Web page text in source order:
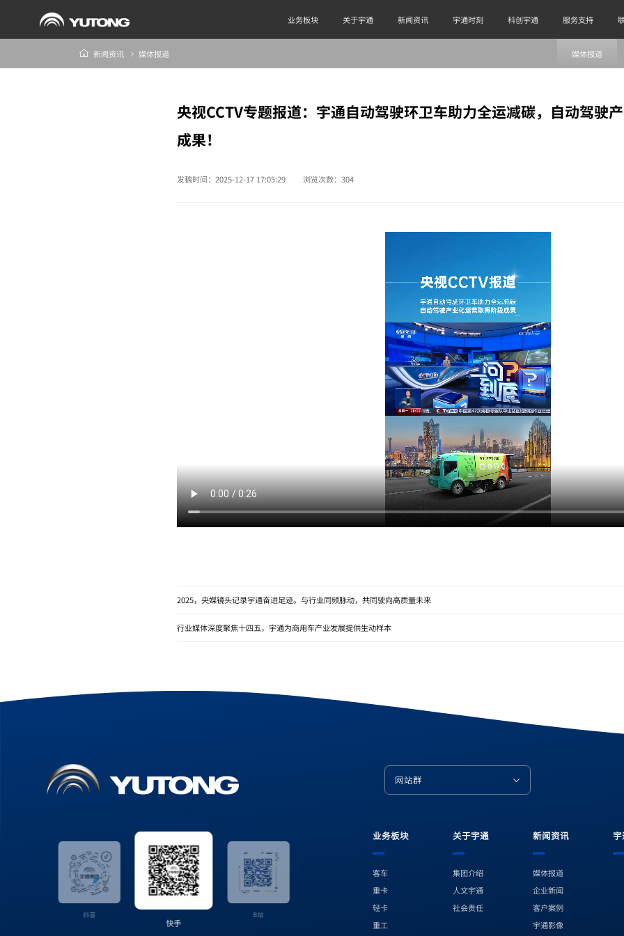
业务板块 关于宇通 新闻资讯 宇通时刻 科创宇通 服务支持
新闻资讯 媒体报道 媒体报道
央视CCTV专题报道：宇通自动驾驶环卫车助力全运减碳，自动驾驶
成果！
发稿时间：2025-12-17 17:05:29 浏览次数： 304
2025，央媒镜头记录宇通奋进足迹。与行业同频脉动，共同驶向高质量未来
行业媒体深度聚焦十四五，宇通为商用车产业发展提供生动样本
网站群
抖音
快手
B站
业务板块
客车
重卡
轻卡
重工
关于宇通
集团介绍
人文宇通
社会责任
新闻资讯
媒体报道
企业新闻
客户案例
宇通影像